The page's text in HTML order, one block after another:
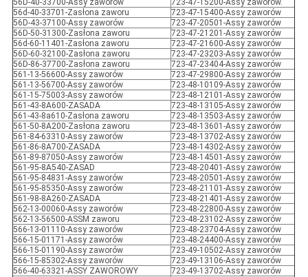
56D-40-33700-Assy zaworów
723-47-15200-Assy zaworów.
56d-40-33701-Zasłona zaworu
723-47-15400-Assy zaworów
56D-43-37100-Assy zaworów
723-47-20501-Assy zaworów
56D-50-31300-Zasłona zaworu
723-47-21201-Assy zaworów
56d-60-11401-Zasłona zaworu
723-47-21600-Assy zaworów
56D-60-32100-Zasłona zaworu
723-47-23203-Assy zaworów
56D-86-37700-Zasłona zaworu
723-47-23404-Assy zaworów
561-13-56600-Assy zaworów
723-47-29800-Assy zaworów
561-13-56700-Assy zaworów
723-48-10109-Assy zaworów
561-15-75003-Assy zaworów
723-48-12101-Assy zaworów
561-43-8A600-ZASADA
723-48-13105-Assy zaworów
561-43-8a610-Zasłona zaworu
723-48-13503-Assy zaworów
561-50-8A200-Zasłona zaworu
723-48-13601-Assy zaworów
561-84-63310-Assy zaworów
723-48-13702-Assy zaworów
561-86-8A700-ZASADA
723-48-14302-Assy zaworów
561-89-87050-Assy zaworów
723-48-14501-Assy zaworów
561-95-8A540-ZASAD
723-48-20401-Assy zaworów
561-95-84831-Assy zaworów
723-48-20501-Assy zaworów
561-95-85350-Assy zaworów
723-48-21101-Assy zaworów
561-98-8A260-ZASADA
723-48-21401-Assy zaworów
562-13-00060-Assy zaworów
723-48-22800-Assy zaworów
562-13-56500-ASSM zaworu
723-48-23102-Assy zaworów
566-13-01110-Assy zaworów
723-48-23704-Assy zaworów
566-15-01171-Assy zaworów
723-48-24400-Assy zaworów
566-15-01190-Assy zaworów
723-49-10502-Assy zaworów
566-15-85302-Assy zaworów
723-49-13106-Assy zaworów
566-40-63321-ASSY ZAWOROWY
723-49-13702-Assy zaworów